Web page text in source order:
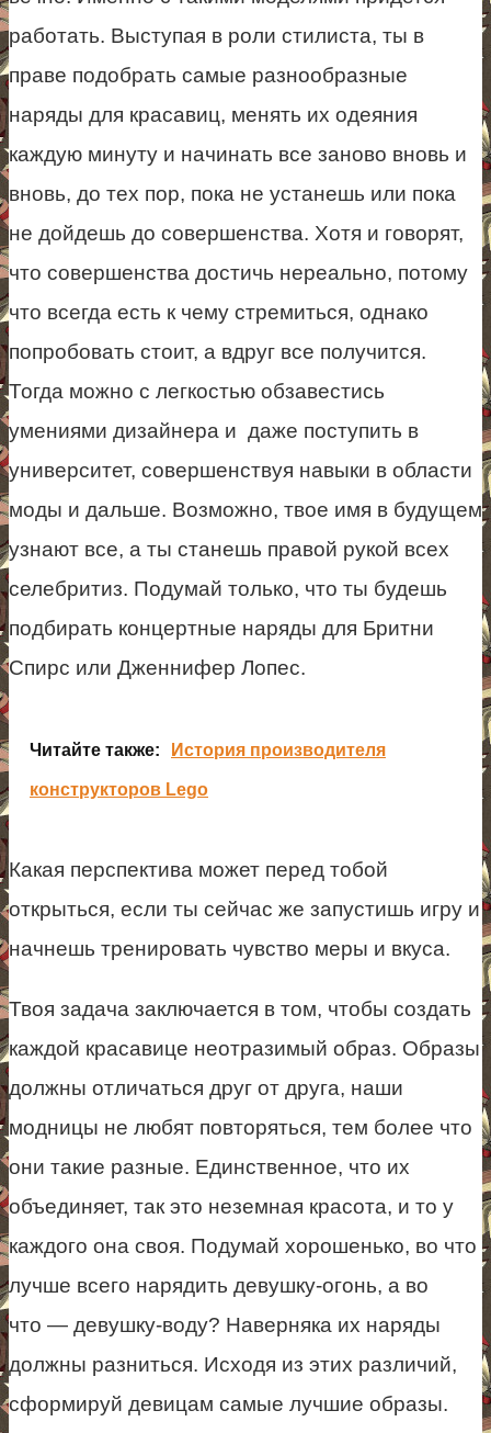
работать. Выступая в роли стилиста, ты в
праве подобрать самые разнообразные
наряды для красавиц, менять их одеяния
каждую минуту и начинать все заново вновь и
вновь, до тех пор, пока не устанешь или пока
не дойдешь до совершенства. Хотя и говорят,
что совершенства достичь нереально, потому
что всегда есть к чему стремиться, однако
попробовать стоит, а вдруг все получится.
Тогда можно с легкостью обзавестись
умениями дизайнера и даже поступить в
университет, совершенствуя навыки в области
моды и дальше. Возможно, твое имя в будущем
узнают все, а ты станешь правой рукой всех
селебритиз. Подумай только, что ты будешь
подбирать концертные наряды для Бритни
Спирс или Дженнифер Лопес.
Читайте также: История производителя
конструкторов Lego
Какая перспектива может перед тобой
открыться, если ты сейчас же запустишь игру и
начнешь тренировать чувство меры и вкуса.
Твоя задача заключается в том, чтобы создать
каждой красавице неотразимый образ. Образы
должны отличаться друг от друга, наши
модницы не любят повторяться, тем более что
они такие разные. Единственное, что их
объединяет, так это неземная красота, и то у
каждого она своя. Подумай хорошенько, во что
лучше всего нарядить девушку-огонь, а во
что — девушку-воду? Наверняка их наряды
должны разниться. Исходя из этих различий,
сформируй девицам самые лучшие образы.